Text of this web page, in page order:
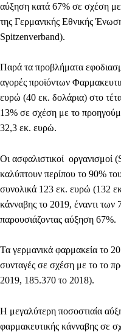
αύξηση κατά 67% σε σχέση
της Γερμανικής Εθνικής
Spitzenverband).
Παρά τα προβλήματα
αγορές προϊόντων
ευρώ (40 εκ. δολάρια) στο
13% σε σχέση με το
32,3 εκ. ευρώ.
Οι ασφαλιστικοί οργανισμοί
καλύπτουν περίπου το 90%
συνολικά 123 εκ. ευρώ (132
κάνναβης το 2019, έναντι
παρουσιάζοντας αύξηση 67%.
Τα γερμανικά φαρμακεία το
συνταγές σε σχέση με το το
2019, 185.370 το 2018).
Η μεγαλύτερη ποσοστιαία
φαρμακευτικής κάνναβης σε